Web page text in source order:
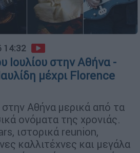
14:32
Ιουλίου στην Αθήνα -
μέχρι Florence
στην Αθήνα μερικά από τα
ονόματα της χρονιάς.
ιστορικά reunion,
καλλιτέχνες και μεγάλα